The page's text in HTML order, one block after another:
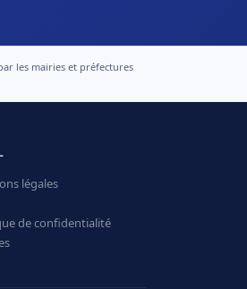
les mairies et préfectures
légales
de confidentialité